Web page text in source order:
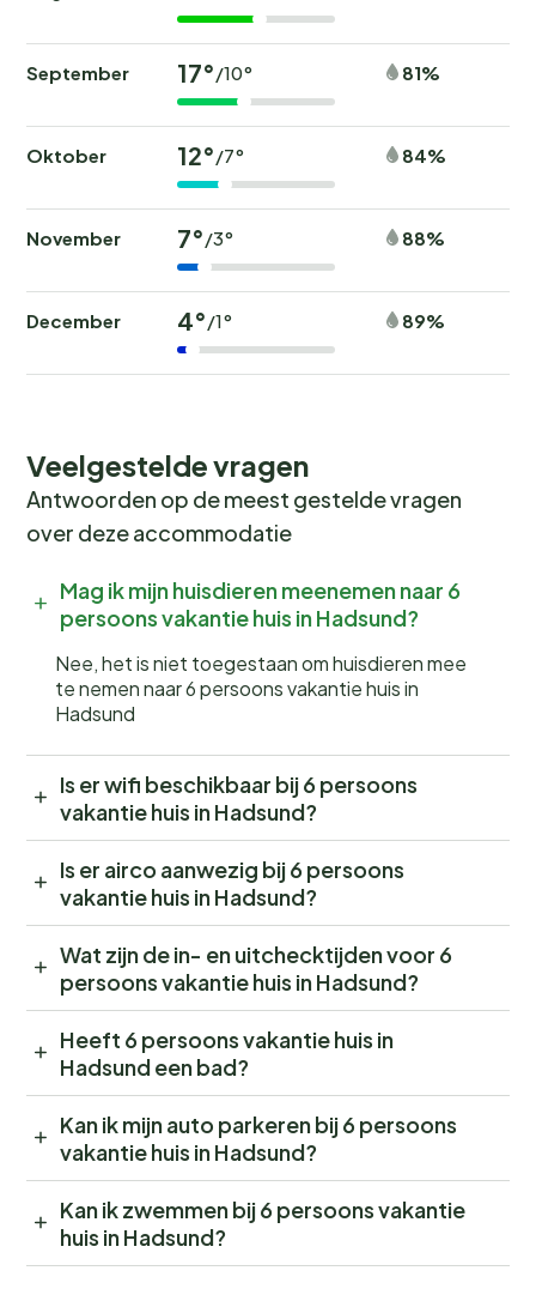
September 17°/10° 81%
Oktober 12°/7° 84%
November 7°/3° 88%
December 4°/1° 89%
Veelgestelde vragen
Antwoorden op de meest gestelde vragen
over deze accommodatie
Mag ik mijn huisdieren meenemen naar 6
persoons vakantie huis in Hadsund?
Nee, het is niet toegestaan om huisdieren mee
te nemen naar 6 persoons vakantie huis in
Hadsund
Is er wifi beschikbaar bij 6 persoons
vakantie huis in Hadsund?
Is er airco aanwezig bij 6 persoons
vakantie huis in Hadsund?
Wat zijn de in- en uitchecktijden voor 6
persoons vakantie huis in Hadsund?
Heeft 6 persoons vakantie huis in
Hadsund een bad?
Kan ik mijn auto parkeren bij 6 persoons
vakantie huis in Hadsund?
Kan ik zwemmen bij 6 persoons vakantie
huis in Hadsund?